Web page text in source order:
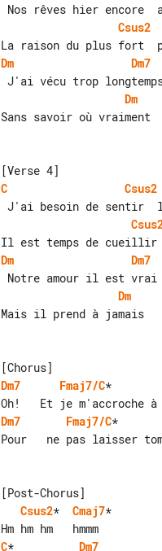
Csus2
Dm
Dm7
Dm
Sans savoir où
C
Csus2
Dm
Dm7
Dm
Mais il prend à jamais
Dm7
Fmaj7/C*
Dm7
Fmaj7/C*
Pour   ne pas laisser
Csus2* Cmaj7*
C* Dm7